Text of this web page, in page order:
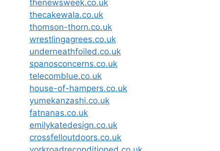
thenewsweek.co.uk
thecakewala.co.uk
thomson-thorn.co.uk
wrestlingagrees.co.uk
underneathfoiled.co.uk
spanosconcerns.co.uk
telecomblue.co.uk
house-of-hampers.co.uk
yumekanzashi.co.uk
fatnanas.co.uk
emilykatedesign.co.uk
crossfelloutdoors.co.uk